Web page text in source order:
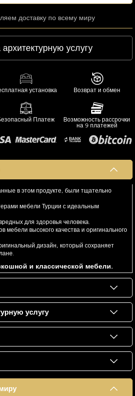
доставку по всему миру
услугу
установка Возврат и обмен
Платеж
Возможность рассрочки
на 9 платежей
в этом продукте, были тщательно
мебели Турции с идеальным
для здоровья человека.
мебели высокого качества и оригинального
дизайн, который сохраняет
и классической мебели.
услугу